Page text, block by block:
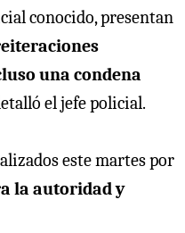
conocido, presentan
una condena
el jefe policial.
este martes por
la autoridad y